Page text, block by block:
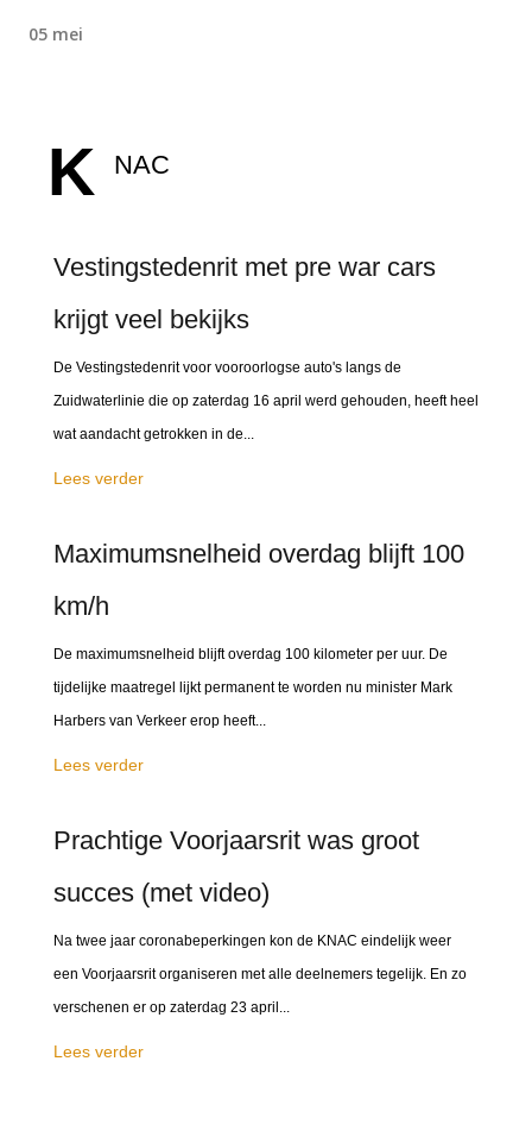
05 mei
K NAC
Vestingstedenrit met pre war cars
krijgt veel bekijks
De Vestingstedenrit voor vooroorlogse auto's langs de
Zuidwaterlinie die op zaterdag 16 april werd gehouden, heeft heel
wat aandacht getrokken in de...
Lees verder
Maximumsnelheid overdag blijft 100
km/h
De maximumsnelheid blijft overdag 100 kilometer per uur. De
tijdelijke maatregel lijkt permanent te worden nu minister Mark
Harbers van Verkeer erop heeft...
Lees verder
Prachtige Voorjaarsrit was groot
succes (met video)
Na twee jaar coronabeperkingen kon de KNAC eindelijk weer
een Voorjaarsrit organiseren met alle deelnemers tegelijk. En zo
verschenen er op zaterdag 23 april...
Lees verder